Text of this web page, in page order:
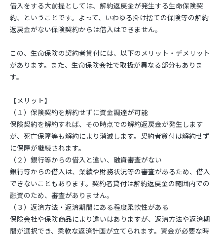
借入をする大前提としては、解約返戻金が発生する生命保険契
約、ということです。よって、いわゆる掛け捨ての保険等の解約
返戻金がない保険契約からは借入はできません。
この、生命保険の契約者貸付には、以下のメリット・デメリット
があります。また、生命保険会社で取扱が異なる部分もありま
す。
【メリット】
（１）保険契約を解約せずに資金調達が可能
保険契約を解約すれば、その時点での解約返戻金が発生します
が、死亡保障等も解約により消滅します。契約者貸付は解約せず
に保障が継続されます。
（２）銀行等からの借入と違い、融資審査がない
銀行等からの借入は、業績や財務状況等の審査があるため、借入
できないこともあります。契約者貸付は解約返戻金の範囲内での
融資のため、審査がありません。
（３）返済方法・返済期間にある程度柔軟性がある
保険会社や保険商品により違いはありますが、返済方法や返済期
間が選択でき、柔軟な返済計画が立てられます。資金が必要な時